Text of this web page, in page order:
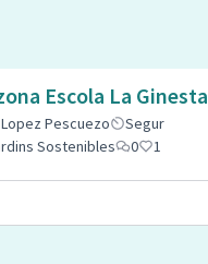
Escola La Ginesta
Pescuezo
Segur
Sostenibles
0 1